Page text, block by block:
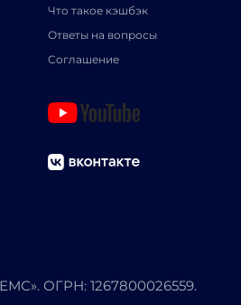
Что такое кэшбэк
Ответы на вопросы
Соглашение
ОГРН: 1267800026559.